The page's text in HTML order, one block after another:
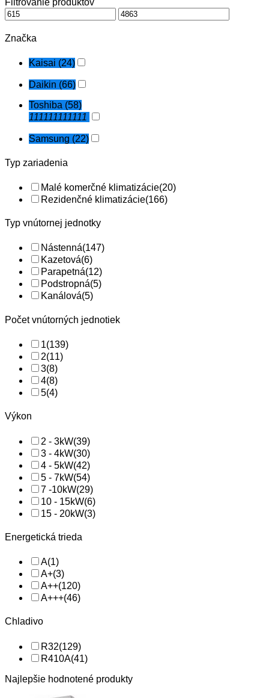
-
FVXM25A+RXM25R
R32
(parapetná)
Značka
Kaisai (24)
Daikin (66)
Toshiba (58)
111111111111
Samsung (22)
Typ zariadenia
Malé komerčné klimatizácie(20)
Rezidenčné klimatizácie(166)
Typ vnútornej jednotky
Nástenná(147)
Kazetová(6)
Parapetná(12)
Podstropná(5)
Kanálová(5)
Počet vnútorných jednotiek
1(139)
2(11)
3(8)
4(8)
5(4)
Výkon
2 - 3kW(39)
3 - 4kW(30)
4 - 5kW(42)
5 - 7kW(54)
7 -10kW(29)
10 - 15kW(6)
15 - 20kW(3)
Energetická trieda
A(1)
A+(3)
A++(120)
A+++(46)
Chladivo
R32(129)
R410A(41)
Najlepšie hodnotené produkty